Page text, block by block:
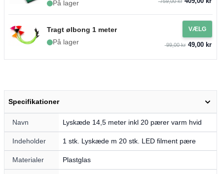
På lager
Tragt ølbong 1 meter
På lager
VÆLG
99,00 kr49,00 kr
Specifikationer
Navn Lyskæde 14,5 meter inkl 20 pærer varm hvid
Indeholder 1 stk. Lyskæde m 20 stk. LED filment pære
Materialer Plastglas